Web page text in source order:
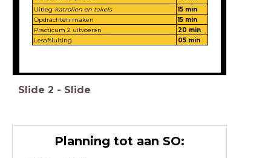
Uitleg Katrollen en takels
15 min
Opdrachten maken
15 min
Practicum 2 uitvoeren
20 min
Lesafsluiting
05 min
Slide 2 - Slide
Planning tot aan SO: